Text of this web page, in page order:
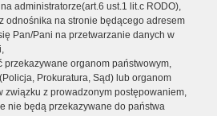
administratorze(art.6 ust.1 lit.c RODO),
odnośnika na stronie będącego adresem
Pan/Pani na przetwarzanie danych w
przekazywane organom państwowym,
Prokuratura, Sąd) lub organom
związku z prowadzonym postępowaniem,
nie będą przekazywane do państwa